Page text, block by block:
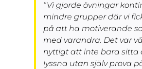
”Vi gjorde övningar
mindre grupper där vi
på att ha motiverande
med varandra. Det var
nyttigt att inte bara sitta
lyssna utan själv prova